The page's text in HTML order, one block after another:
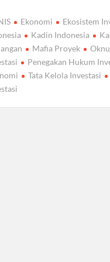
Ekonomi Ekosistem
Kadin Indonesia
Mafia Proyek
Penegakan Hukum
Tata Kelola Investasi